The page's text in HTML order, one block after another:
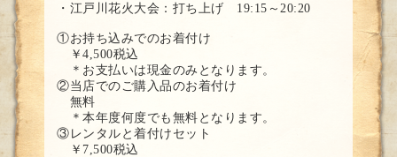
・江戸川花火大会：打ち上げ 19:15～20:20
①お持ち込みでのお着付け
￥4,500税込
＊お支払いは現金のみとなります。
②当店でのご購入品のお着付け
無料
＊本年度何度でも無料となります。
③レンタルと着付けセット
￥7,500税込